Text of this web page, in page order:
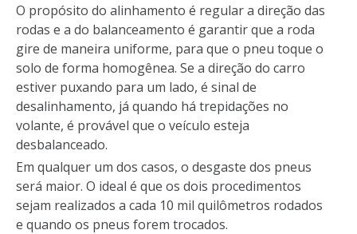
O propósito do alinhamento é regular a direção das
rodas e a do balanceamento é garantir que a roda
gire de maneira uniforme, para que o pneu toque o
solo de forma homogênea. Se a direção do carro
estiver puxando para um lado, é sinal de
desalinhamento, já quando há trepidações no
volante, é provável que o veículo esteja
desbalanceado.
Em qualquer um dos casos, o desgaste dos pneus
será maior. O ideal é que os dois procedimentos
sejam realizados a cada 10 mil quilômetros rodados
e quando os pneus forem trocados.